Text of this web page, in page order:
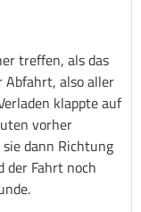
treffen, als das
Abfahrt, also aller
klappte auf
vorher
dann Richtung
der Fahrt noch